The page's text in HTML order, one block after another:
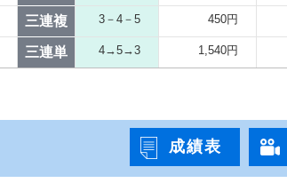
三連複 3－4－5 450円
三連単 4→5→3 1,540円
成績表